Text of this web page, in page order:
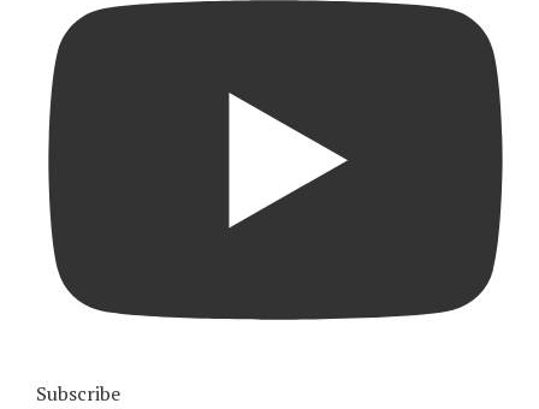
Subscribe